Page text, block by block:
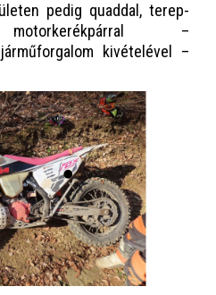
pedig quaddal, terep-
motorkerékpárral –
kivételével –